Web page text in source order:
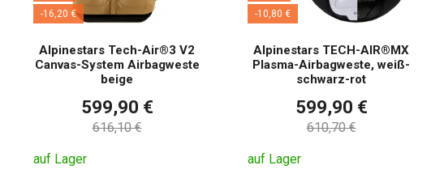
-16,20 €
Alpinestars Tech-Air®3 V2
Canvas-System Airbagweste
beige
599,90 €
616,10 €
auf Lager
-10,80 €
Alpinestars TECH-AIR®MX
Plasma-Airbagweste, weiß-
schwarz-rot
599,90 €
610,70 €
auf Lager